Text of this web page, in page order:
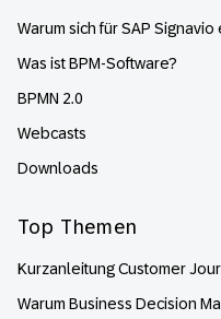
Warum sich für SAP
Was ist BPM-Software?
BPMN 2.0
Webcasts
Downloads
Top Themen
Kurzanleitung Customer
Warum Business Decision